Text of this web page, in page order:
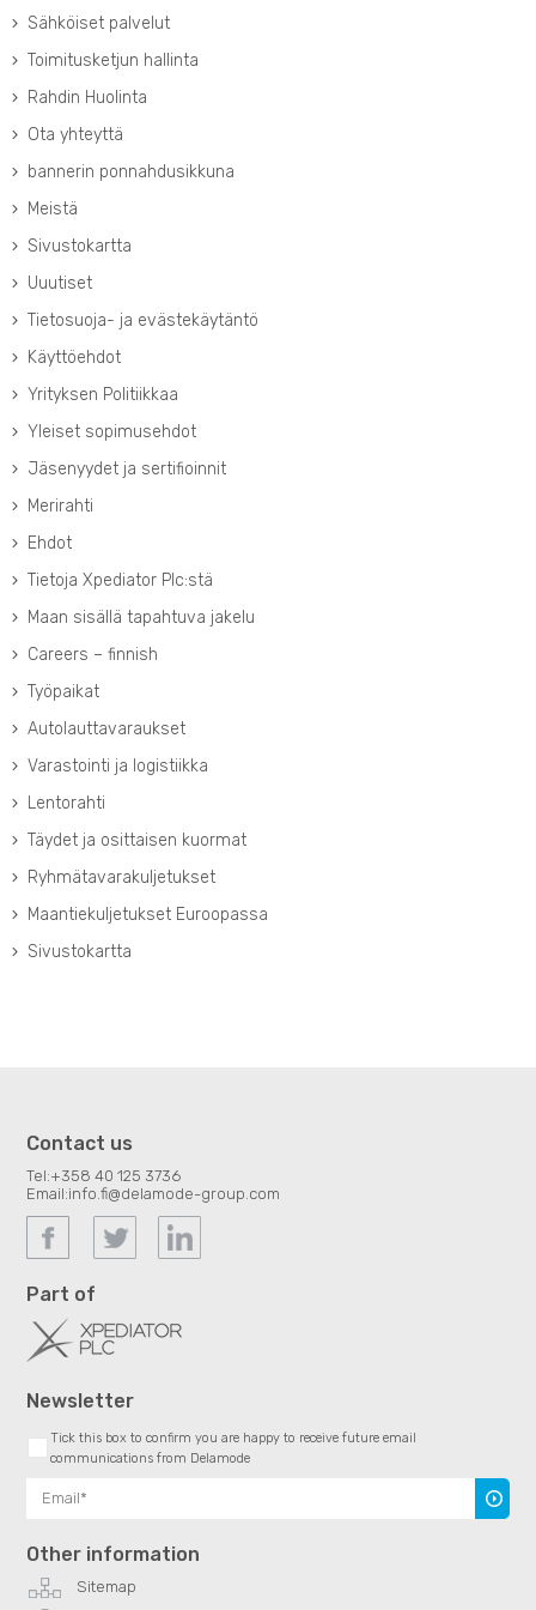
Sähköiset palvelut
Toimitusketjun hallinta
Rahdin Huolinta
Ota yhteyttä
bannerin ponnahdusikkuna
Meistä
Sivustokartta
Uuutiset
Tietosuoja- ja evästekäytäntö
Käyttöehdot
Yrityksen Politiikkaa
Yleiset sopimusehdot
Jäsenyydet ja sertifioinnit
Merirahti
Ehdot
Tietoja Xpediator Plc:stä
Maan sisällä tapahtuva jakelu
Careers – finnish
Työpaikat
Autolauttavaraukset
Varastointi ja logistiikka
Lentorahti
Täydet ja osittaisen kuormat
Ryhmätavarakuljetukset
Maantiekuljetukset Euroopassa
Sivustokartta
Contact us
Tel:+358 40 125 3736
Email:info.fi@delamode-group.com
Part of
Newsletter
Tick this box to confirm you are happy to receive future email
communications from Delamode
Other information
Sitemap